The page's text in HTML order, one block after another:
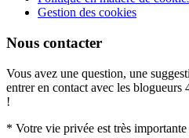
Gestion des cookies
Nous contacter
Vous avez une question, une
entrer en contact avec les blogueurs
!
* Votre vie privée est très